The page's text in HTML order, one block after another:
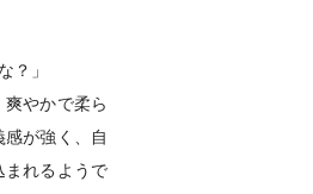
？」
やかで柔ら
が強く、自
まれるようで